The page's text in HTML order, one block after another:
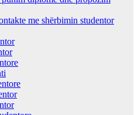
me shërbimin studentor